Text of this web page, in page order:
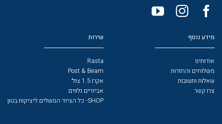
מידע נוסף
אודותינו
משלוחים והחזרות
שאלות ותשובות
צרו קשר
שירות
Rasta
Post & Beam
אקרו 1.5 צול׳
אביזרים נלווים
SHOP- כל הציוד המשלים ליציקות בטון